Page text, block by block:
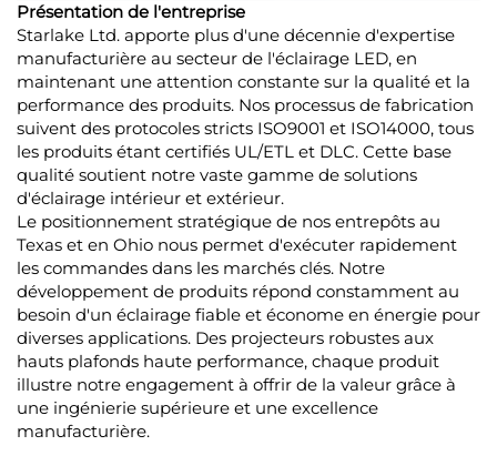
Présentation de l'entreprise
Starlake Ltd. apporte plus d'une décennie d'expertise
manufacturière au secteur de l'éclairage LED, en
maintenant une attention constante sur la qualité et la
performance des produits. Nos processus de fabrication
suivent des protocoles stricts ISO9001 et ISO14000, tous
les produits étant certifiés UL/ETL et DLC. Cette base
qualité soutient notre vaste gamme de solutions
d'éclairage intérieur et extérieur.
Le positionnement stratégique de nos entrepôts au
Texas et en Ohio nous permet d'exécuter rapidement
les commandes dans les marchés clés. Notre
développement de produits répond constamment au
besoin d'un éclairage fiable et économe en énergie pour
diverses applications. Des projecteurs robustes aux
hauts plafonds haute performance, chaque produit
illustre notre engagement à offrir de la valeur grâce à
une ingénierie supérieure et une excellence
manufacturière.